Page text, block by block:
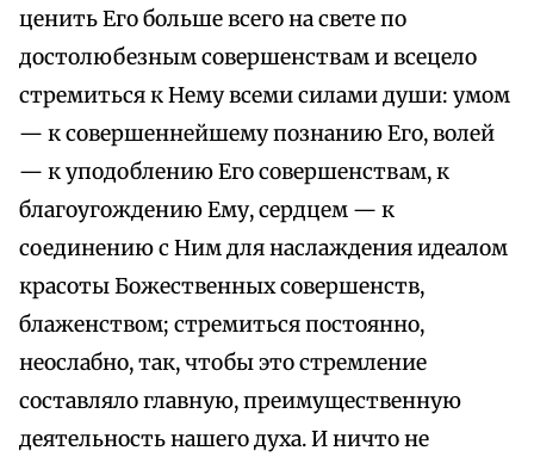
ценить Его больше всего на свете по
достолюбезным совершенствам и всецело
стремиться к Нему всеми силами души: умом
— к совершеннейшему познанию Его, волей
— к уподоблению Его совершенствам, к
благоугождению Ему, сердцем — к
соединению с Ним для наслаждения идеалом
красоты Божественных совершенств,
блаженством; стремиться постоянно,
неослабно, так, чтобы это стремление
составляло главную, преимущественную
деятельность нашего духа. И ничто не